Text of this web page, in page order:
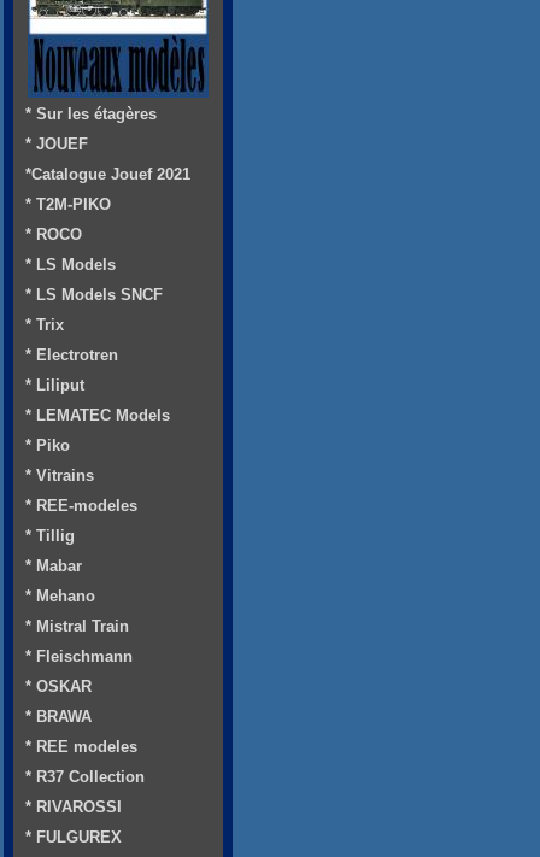
* Sur les étagères
* JOUEF
*Catalogue Jouef 2021
* T2M-PIKO
* ROCO
* LS Models
* LS Models SNCF
* Trix
* Electrotren
* Liliput
* LEMATEC Models
* Piko
* Vitrains
* REE-modeles
* Tillig
* Mabar
* Mehano
* Mistral Train
* Fleischmann
* OSKAR
* BRAWA
* REE modeles
* R37 Collection
* RIVAROSSI
* FULGUREX